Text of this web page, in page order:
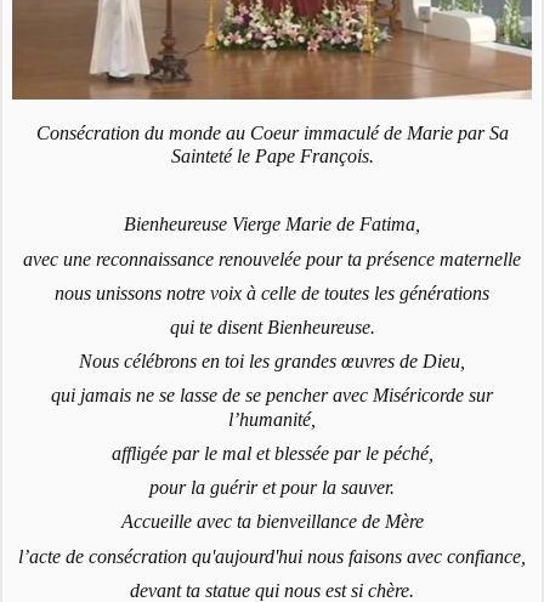
Consécration du monde au Coeur immaculé de Marie par Sa
Sainteté le Pape François.
Bienheureuse Vierge Marie de Fatima,
avec une reconnaissance renouvelée pour ta présence maternelle
nous unissons notre voix à celle de toutes les générations
qui te disent Bienheureuse.
Nous célébrons en toi les grandes œuvres de Dieu,
qui jamais ne se lasse de se pencher avec Miséricorde sur
l’humanité,
affligée par le mal et blessée par le péché,
pour la guérir et pour la sauver.
Accueille avec ta bienveillance de Mère
l’acte de consécration qu'aujourd'hui nous faisons avec confiance,
devant ta statue qui nous est si chère.